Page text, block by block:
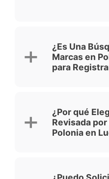
¿Es Una
Marcas en
para
¿Por qué
Revisada
Polonia en